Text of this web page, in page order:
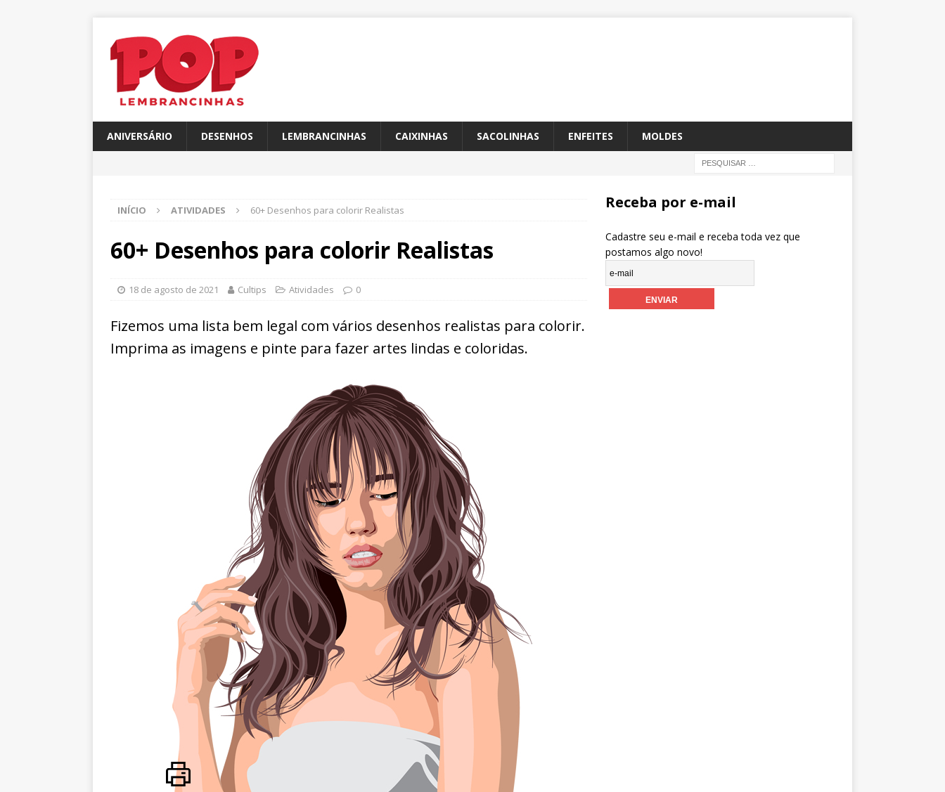
ANIVERSÁRIO DESENHOS LEMBRANCINHAS CAIXINHAS SACOLINHAS ENFEITES MOLDES
INÍCIO ATIVIDADES 60+ Desenhos para colorir Realistas
60+ Desenhos para colorir Realistas
18 de agosto de 2021 Cultips Atividades 0
Fizemos uma lista bem legal com vários desenhos realistas para colorir.
Imprima as imagens e pinte para fazer artes lindas e coloridas.
Receba por e-mail
Cadastre seu e-mail e receba toda vez que
postamos algo novo!